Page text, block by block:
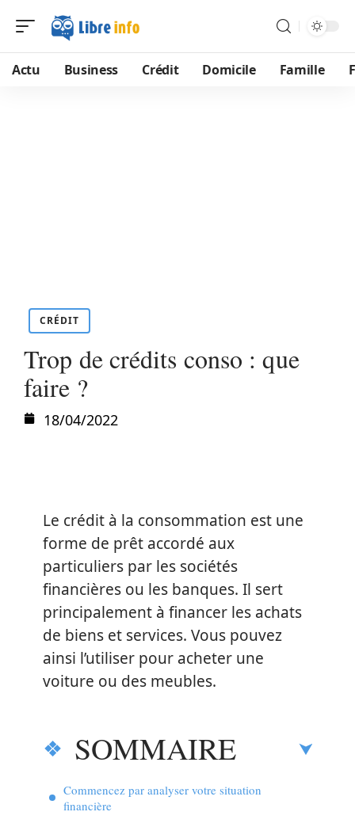
Actu Business Crédit Domicile Famille
CRÉDIT
Trop de crédits conso : que
faire ?
18/04/2022
Le crédit à la consommation est une
forme de prêt accordé aux
particuliers par les sociétés
financières ou les banques. Il sert
principalement à financer les achats
de biens et services. Vous pouvez
ainsi l’utiliser pour acheter une
voiture ou des meubles.
SOMMAIRE
Commencez par analyser votre situation
financière